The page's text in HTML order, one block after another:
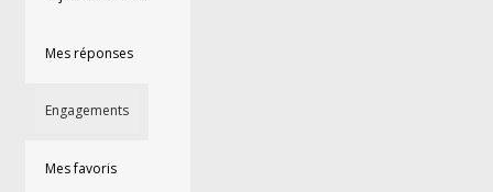
Mes réponses
Engagements
Mes favoris